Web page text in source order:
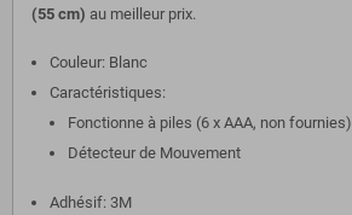
(55 cm) au meilleur prix.
Couleur: Blanc
Caractéristiques:
Fonctionne à piles (6 x AAA, non fournies)
Détecteur de Mouvement
Adhésif: 3M